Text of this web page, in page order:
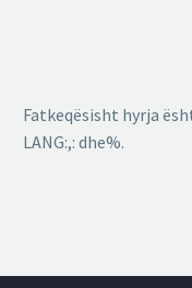
Fatkeqësisht hyrja
LANG:,: dhe%.